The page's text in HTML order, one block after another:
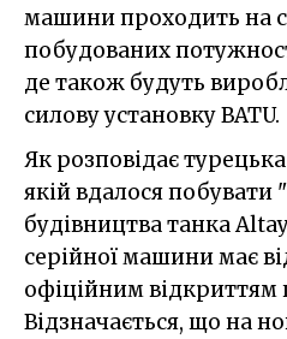
машини проходить на
побудованих
де також будуть
силову установку BATU.
Як розповідає
якій вдалося
будівництва танка
серійної машини має
офіційним відкриттям
Відзначається, що на